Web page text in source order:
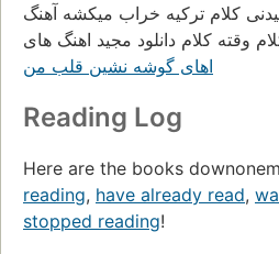
کلام ترکیه خراب میکشه آهنگ
وقته کلام دانلود مجید اهنگ های
اهای گوشه نشین قلب من
Reading Log
Here are the books
reading, have already read,
stopped reading!